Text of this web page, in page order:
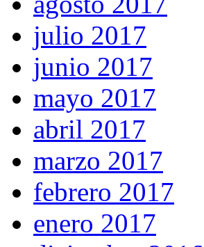
julio 2017
junio 2017
mayo 2017
abril 2017
marzo 2017
febrero 2017
enero 2017